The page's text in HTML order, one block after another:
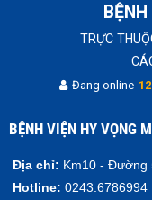
TRỰC
Đang online
BỆNH VIỆN HY VỌNG
Địa chỉ: Km10 - Đường
Hotline: 0243.6786994